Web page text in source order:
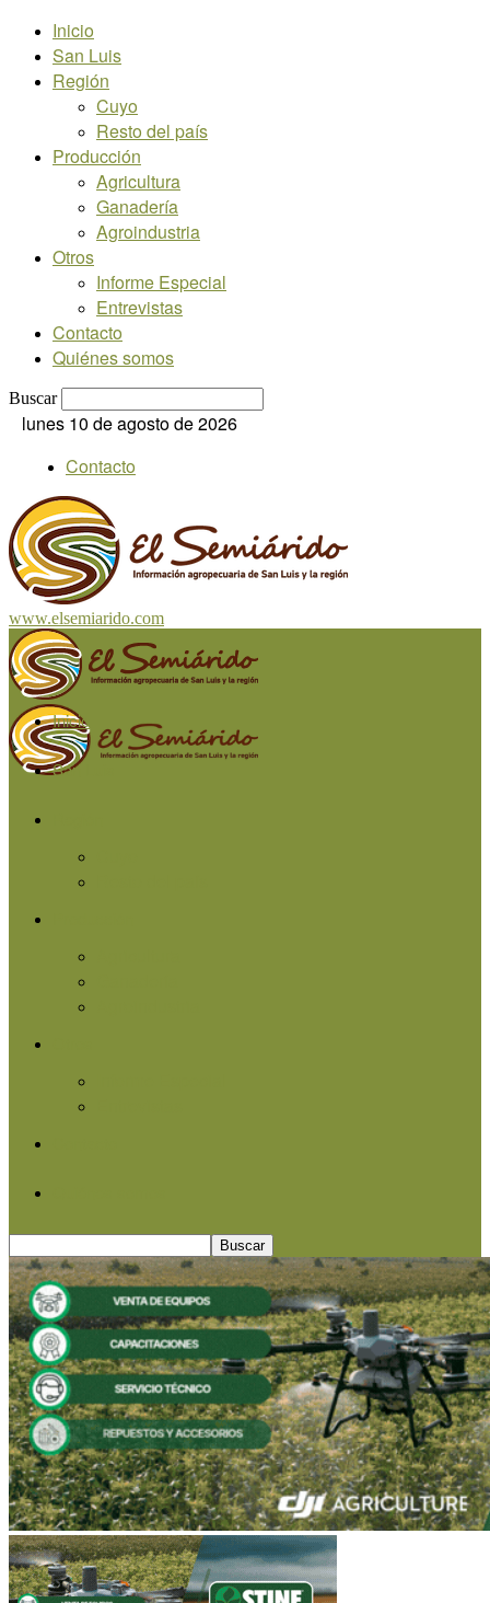
Inicio
San Luis
Región
Cuyo
Resto del país
Producción
Agricultura
Ganadería
Agroindustria
Otros
Informe Especial
Entrevistas
Contacto
Quiénes somos
Buscar
lunes 10 de agosto de 2026
Contacto
www.elsemiarido.com
Inicio
San Luis